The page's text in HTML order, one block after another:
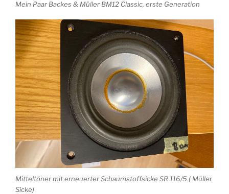
Mein Paar Backes & Müller BM12 Classic, erste Generation
Mitteltöner mit erneuerter Schaumstoffsicke SR 116/5 ( Müller
Sicke)